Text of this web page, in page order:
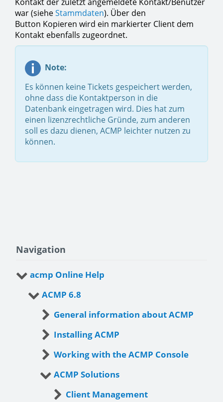
war (sieheStammdaten). Über den
Button Kopieren wird ein markierter Client dem
Kontakt ebenfalls zugeordnet.
Note:
Es können keine Tickets gespeichert werden,
ohne dass die Kontaktperson in die
Datenbank eingetragen wird. Dies hat zum
einen lizenzrechtliche Gründe, zum anderen
soll es dazu dienen, ACMP leichter nutzen zu
können.
Navigation
acmp Online Help
ACMP 6.8
General information about ACMP
Installing ACMP
Working with the ACMP Console
ACMP Solutions
Client Management